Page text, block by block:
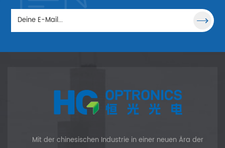
werden, ohne benachbarte
Muster zu stören. Und mit
Femtosekunden-Pulslasern ist
medizinische Diagnose eine
Mit der chinesischen Industrie in einer neuen Ära der